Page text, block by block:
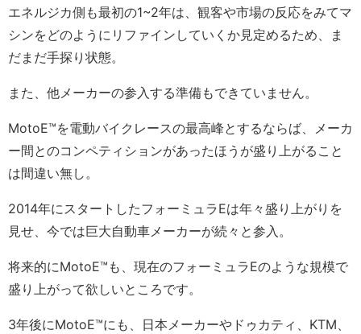
エネルジカ側も最初の1~2年は、観客や市場の反応をみてマ
シンをどのようにリファインしていくか見定めるため、ま
だまだ手探り状態。
また、他メーカーの参入する準備もできていません。
MotoE™️を電動バイクレースの最高峰とするならば、メーカ
ー間とのコンペティションがあったほうが盛り上がること
は間違い無し。
2014年にスタートしたフォーミュラEは年々盛り上がりを
見せ、今では巨大自動車メーカーが続々と参入。
将来的にMotoE™️も、現在のフォーミュラEのような規模で
盛り上がって欲しいところです。
3年後にMotoE™️にも、日本メーカーやドゥカティ、KTM、